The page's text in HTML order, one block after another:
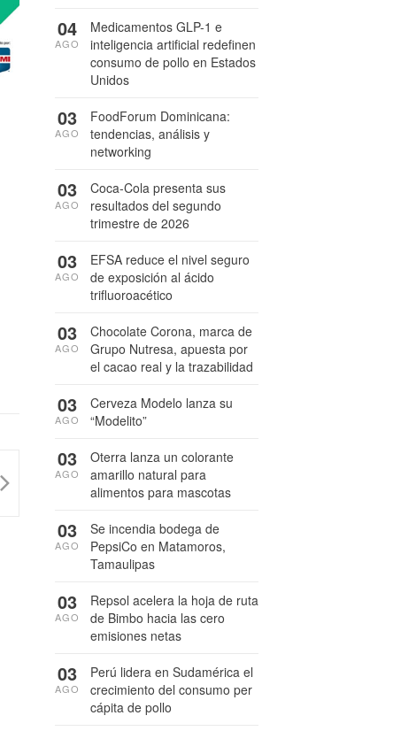
Medicamentos GLP-1 e
inteligencia artificial redefinen
consumo de pollo en Estados
Unidos
04
AGO
FoodForum Dominicana:
tendencias, análisis y
networking
03
AGO
Coca-Cola presenta sus
resultados del segundo
trimestre de 2026
03
AGO
EFSA reduce el nivel seguro
de exposición al ácido
trifluoroacético
03
AGO
Chocolate Corona, marca de
Grupo Nutresa, apuesta por
el cacao real y la trazabilidad
03
AGO
Cerveza Modelo lanza su
“Modelito”
03
AGO
Oterra lanza un colorante
amarillo natural para
alimentos para mascotas
03
AGO
Se incendia bodega de
PepsiCo en Matamoros,
Tamaulipas
03
AGO
Repsol acelera la hoja de ruta
de Bimbo hacia las cero
emisiones netas
03
AGO
Perú lidera en Sudamérica el
crecimiento del consumo per
cápita de pollo
03
AGO